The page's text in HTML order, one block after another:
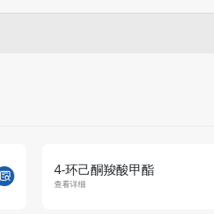
4-环己酮羧酸甲酯
查看详细